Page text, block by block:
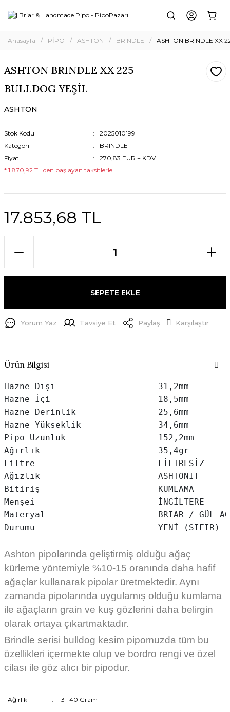
Anasayfa PİPO ASHTON BRINDLE ASHTON BRINDLE XX
ASHTON BRINDLE XX 225
BULLDOG YEŞİL
ASHTON
Stok Kodu
2025010199
Kategori
BRINDLE
Fiyat
270,83 EUR + KDV
* 1.870,92 TL den başlayan taksitlerle!
17.853,68 TL
SEPETE EKLE
Yorum Yaz Tavsiye Et Paylaş Karşılaştır
Ürün Bilgisi
Hazne Dışı                    31,2mm
Hazne İçi                     18,5mm
Hazne Derinlik                25,6mm
Hazne Yükseklik               34,6mm
Pipo Uzunluk                  152,2mm
Ağırlık                       35,4gr
Filtre                        FİLTRESİZ
Ağızlık                       ASHTONIT
Bitiriş                       KUMLAMA
Menşei                        İNGİLTERE
Materyal                      BRIAR / GÜL
Ashton pipolarında geliştirmiş olduğu ağaç
kürleme yöntemiyle %10-15 oranında daha hafif
ağaçlar kullanarak pipolar üretmektedir. Aynı
zamanda pipolarında uygulamış olduğu kumlama
ile ağaçların grain ve kuş gözlerini daha belirgin
olarak ortaya çıkartmaktadır.
Brindle serisi bulldog kesim pipomuzda tüm bu
özellikleri içermekte olup ve bordro rengi ve özel
cilası ile göz alıcı bir pipodur.
Ağırlık : 31-40 Gram